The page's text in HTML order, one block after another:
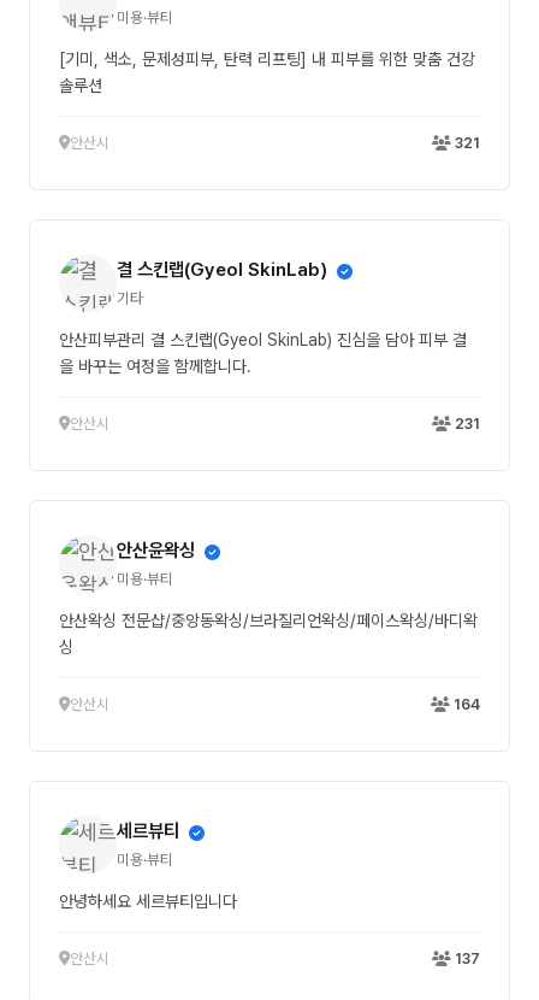
미용·뷰티
[기미, 색소, 문제성피부, 탄력 리프팅] 내 피부를 위한 맞춤 건강
솔루션
안산시 321
결 스킨랩(Gyeol SkinLab)
기타
안산피부관리 결 스킨랩(Gyeol SkinLab) 진심을 담아 피부 결
을 바꾸는 여정을 함께합니다.
안산시 231
안산윤왁싱
미용·뷰티
안산왁싱 전문샵/중앙동왁싱/브라질리언왁싱/페이스왁싱/바디왁
싱
안산시 164
세르뷰티
미용·뷰티
안녕하세요 세르뷰티입니다
안산시 137